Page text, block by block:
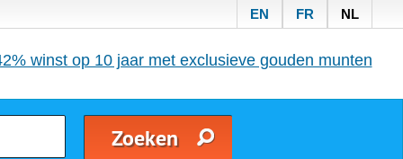
EN FR NL
winst op 10 jaar met exclusieve gouden munten